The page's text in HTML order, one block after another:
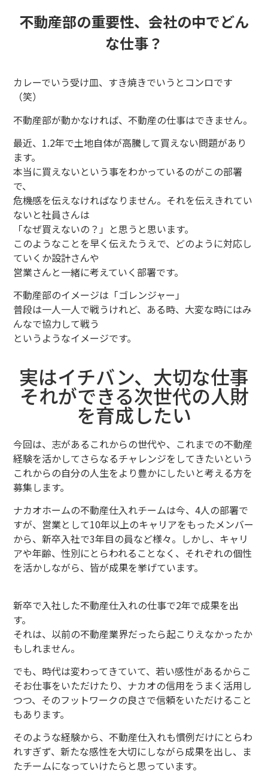
不動産部の重要性、会社の中でどん
な仕事？
カレーでいう受け皿、すき焼きでいうとコンロです
（笑）
不動産部が動かなければ、不動産の仕事はできません。
最近、 1.2年で土地自体が高騰して買えない問題があり
ます。
本当に買えないという事をわかっているのがこの部署
で、
危機感を伝えなければなりません。それを伝えきれてい
ないと社員さんは
「なぜ買えないの？」と思うと思います。
このようなことを早く伝えたうえで、どのように対応し
ていくか設計さんや
営業さんと一緒に考えていく部署です。
不動産部のイメージは「ゴレンジャー」
普段は一人一人で戦うけれど、ある時、大変な時にはみ
んなで協力して戦う
というようなイメージです。
実はイチバン、大切な仕事
それができる次世代の人財
を育成したい
今回は、志があるこれからの世代や、これまでの不動産
経験を活かしてさらなるチャレンジをしてきたいという
これからの自分の人生をより豊かにしたいと考える方を
募集します。
ナカオホームの不動産仕入れチームは今、4人の部署で
すが、営業として10年以上のキャリアをもったメンバー
から、新卒入社で3年目の員など様々。しかし、キャリ
アや年齢、性別にとらわれることなく、それぞれの個性
を活かしながら、皆が成果を挙げています。
新卒で入社した不動産仕入れの仕事で2年で成果を出
す。
それは、以前の不動産業界だったら起こりえなかったか
もしれません。
でも、時代は変わってきていて、若い感性があるからこ
そお仕事をいただけたり、ナカオの信用をうまく活用し
つつ、そのフットワークの良さで信頼をいただけること
もあります。
そのような経験から、不動産仕入れも慣例だけにとらわ
れすぎず、新たな感性を大切にしながら成果を出し、ま
たチームになっていけたらと思っています。